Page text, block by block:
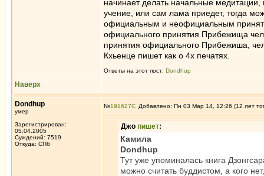
начинает делать начальные медитации,
учение, или сам лама приедет, тогда
официальным и неофициальным
официального принятия Прибежища
принятия официального Прибежиша,
Кхьенце пишет как о 4х печатях.
Ответы на этот пост: Dondhup
Наверх
Dondhup
умер
Зарегистрирован:
05.04.2005
Суждений: 7519
Откуда: СПб
№191627 Добавлено: Пн 03 Мар 14, 12:26 (12 лет
Джо пишет:
Камила
Dondhup
Тут уже упоминалась книга
можно считать буддистом, а кого